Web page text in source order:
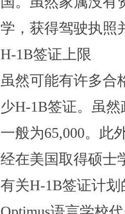
学，获得驾驶执照
H-1B签证上限
虽然可能有许多合
少H-1B签证。虽
一般为65,000。此
经在美国取得硕士
有关H-1B签证计